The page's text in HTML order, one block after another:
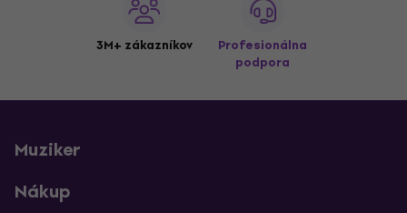
3M+ zákazníkov
Profesionálna
podpora
Muziker
Nákup